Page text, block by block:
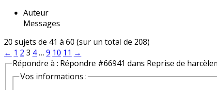
Auteur
Messages
20 sujets de 41 à 60 (sur un total de 208)
← 1 2 3 4… 9 10 11 →
Répondre à : Répondre #66941 dans Reprise de
Vos informations :